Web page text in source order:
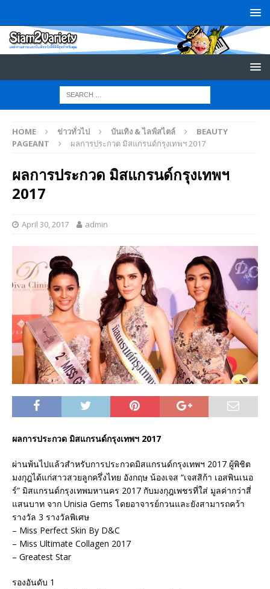
HOME ข่าวทั่วไป บันเทิง & ไลฟ์สไตล์
BEAUTY
PAGEANT
ผลการประกวด มิสแกรนด์กรุงเทพฯ 2017
ผลการประกวด มิสแกรนด์กรุงเทพฯ
2017
April 30, 2017 admin
ผลการประกวด มิสแกรนด์กรุงเทพฯ 2017
ผ่านพ้นไปแล้วสำหรับการประกวดมิสแกรนด์กรุงเทพฯ 2017 ผู้พิชิต
มงกุฎได้แก่สาวสวยลูกครึ่งไทย อังกฤษ น้องเจส “เจสสิก้า เอสพินเนอ
ร์” มิสแกรนด์กรุงเทพมหานคร 2017 กับมงกุฎเพชรที่ใส่ มูลค่ากว่าสี่
แสนบาท จาก Unisia Gems โดยอาจารย์กวนและยังสามารถคว้า
รางวัล 3 รางวัลพิเศษ
– Miss Perfect Skin By D&C
– Miss Ultimate Collagen 2017
– Greatest Star
รองอันดับ 1